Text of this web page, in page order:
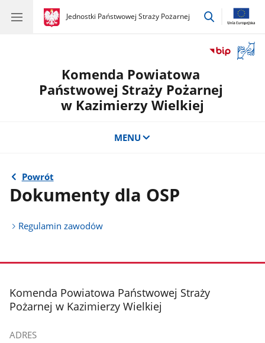
gov.pl
Jednostki Państwowej Straży Pożarnej
gov.pl
Jednostki
przejdź
okno
Komenda Powiatowa
Państwowej Straży Pożarnej
w Kazimierzy Wielkiej
MENU
Powrót
Dokumenty dla OSP
Regulamin zawodów
stopka
Komenda Powiatowa Państwowej Straży
Pożarnej w Kazimierzy Wielkiej
ADRES